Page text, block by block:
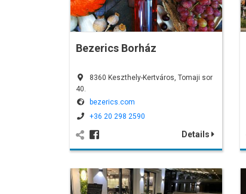
Bezerics Borház
8360 Keszthely-Kertváros, Tomaji sor
40.
bezerics.com
+36 20 298 2590
Details